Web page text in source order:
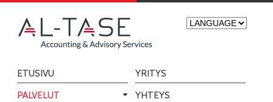
ETUSIVU
YRITYS
PALVELUT
YHTEYS